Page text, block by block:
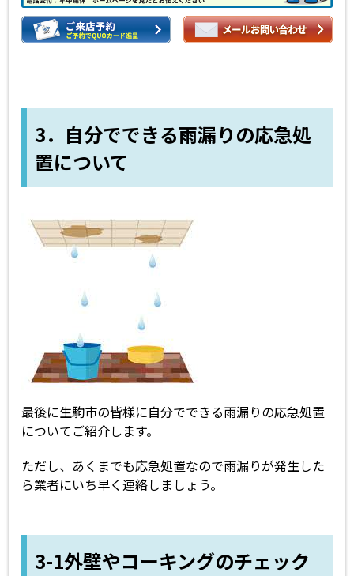
3．自分でできる雨漏りの応急処
置について
最後に生駒市の皆様に自分でできる雨漏りの応急処置
についてご紹介します。
ただし、あくまでも応急処置なので雨漏りが発生した
ら業者にいち早く連絡しましょう。
3-1外壁やコーキングのチェック